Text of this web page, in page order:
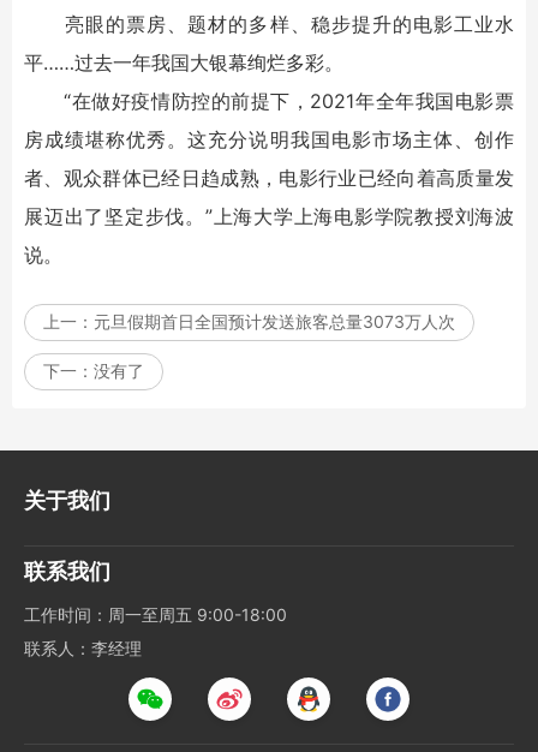
亮眼的票房、题材的多样、稳步提升的电影工业水
平……过去一年我国大银幕绚烂多彩。
“在做好疫情防控的前提下，2021年全年我国电影票
房成绩堪称优秀。这充分说明我国电影市场主体、创作
者、观众群体已经日趋成熟，电影行业已经向着高质量发
展迈出了坚定步伐。”上海大学上海电影学院教授刘海波
说。
上一： 元旦假期首日全国预计发送旅客总量3073万人次
下一： 没有了
关于我们
联系我们
工作时间：周一至周五 9:00-18:00
联系人：李经理